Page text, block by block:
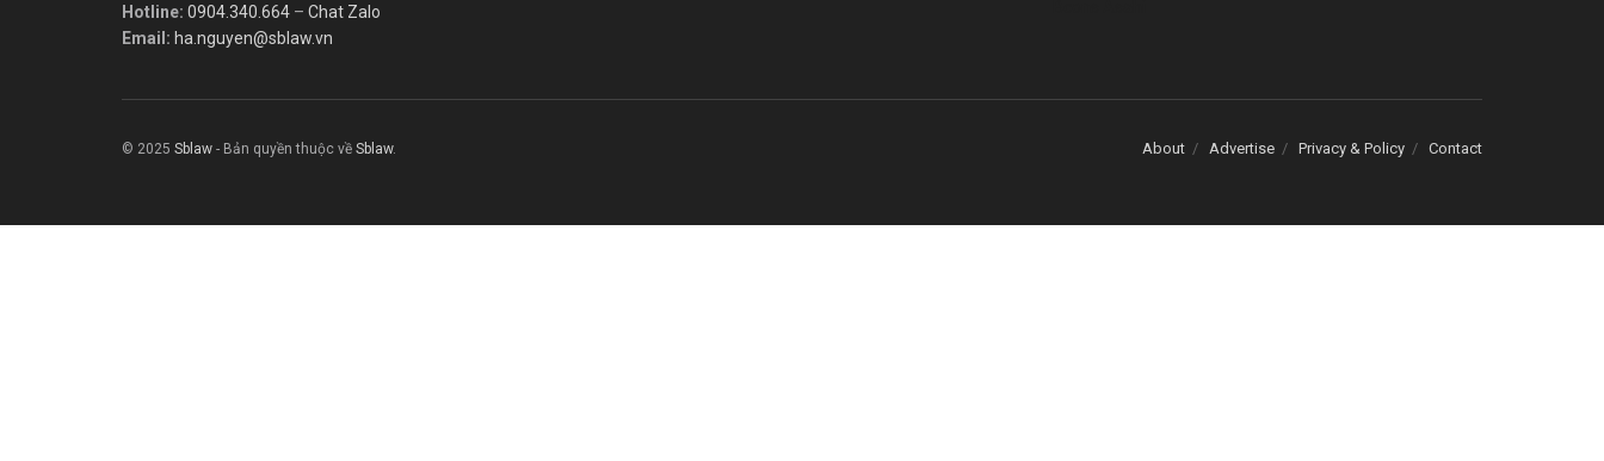
Hotline: 0904.340.664 – Chat Zalo
Email: ha.nguyen@sblaw.vn
About Advertise Privacy & Policy Contact
© 2025 Sblaw - Bản quyền thuộc về Sblaw.